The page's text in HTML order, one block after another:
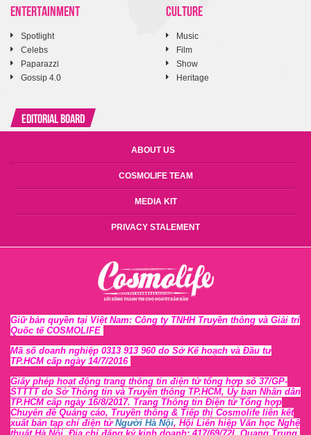
ENTERTAINMENT
Spotlight
Celebs
Paparazzi
Gossip 4.0
CULTURE
Music
Film
Show
Heritage
Editorial Board
ABOUT US
COSMOLIFE TEAM
MEDIA KIT
PRIVACY STALEMENT
Giữ bản quyền tại Việt Nam: Công ty TNHH Truyền thông và Giải trí
Quốc tế COSMOLIFE
Mã số doanh nghiệp 0313 913 960 do Sở Kế hoạch và Đầu tư
TP.HCM cấp ngày 14/7/2016
Giấy phép hoạt động trang thông tin điện tử tổng hợp số 37/GP-
STTTT do Sở Thông tin và Truyền thông TP.HCM, Ủy ban Nhân dân
TP.HCM cấp ngày 16/8/2017. Trang Thông tin Điện tử Tổng hợp
Chuyên đề Quảng cáo, Truyền thông & Tiếp thị Cosmolife liên kết
xuất bản tạp chí điện tử Người Hà Nội, Hội Liên hiệp Văn học Nghệ